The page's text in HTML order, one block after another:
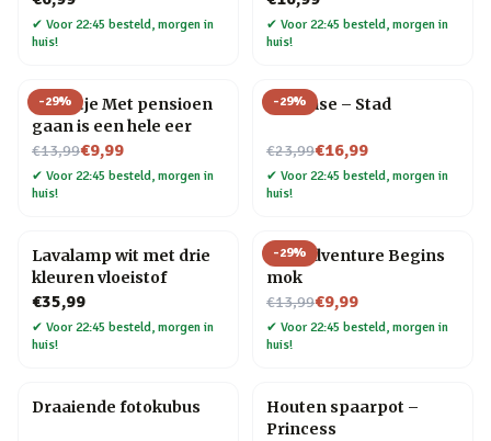
✔ Voor 22:45 besteld, morgen in
huis!
✔ Voor 22:45 besteld, morgen in
huis!
-29%
Tegeltje Met pensioen
gaan is een hele eer
€13,99
Nu voor€9,99
✔ Voor 22:45 besteld, morgen in
huis!
-29%
Flip Vase – Stad
€23,99
Nu voor€16,99
✔ Voor 22:45 besteld, morgen in
huis!
Lavalamp wit met drie
kleuren vloeistof
€35,99
✔ Voor 22:45 besteld, morgen in
huis!
-29%
The Adventure Begins
mok
€13,99
Nu voor€9,99
✔ Voor 22:45 besteld, morgen in
huis!
Draaiende fotokubus
Houten spaarpot –
Princess